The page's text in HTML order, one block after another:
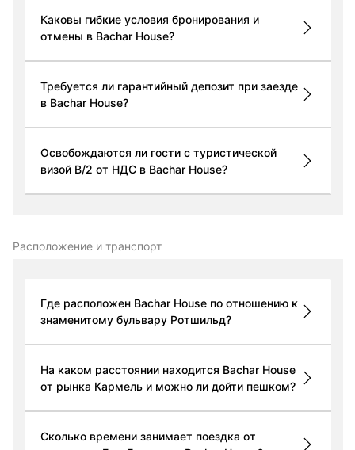
Каковы гибкие условия бронирования и
отмены в Bachar House?
Требуется ли гарантийный депозит при заезде
в Bachar House?
Освобождаются ли гости с туристической
визой B/2 от НДС в Bachar House?
Расположение и транспорт
Где расположен Bachar House по отношению к
знаменитому бульвару Ротшильд?
На каком расстоянии находится Bachar House
от рынка Кармель и можно ли дойти пешком?
Сколько времени занимает поездка от